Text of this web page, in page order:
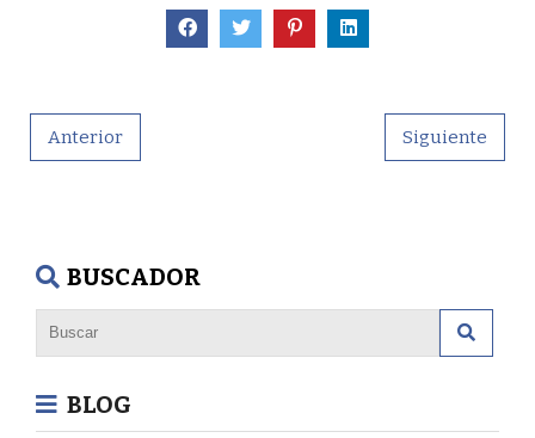
Anterior Siguiente
BUSCADOR
BLOG